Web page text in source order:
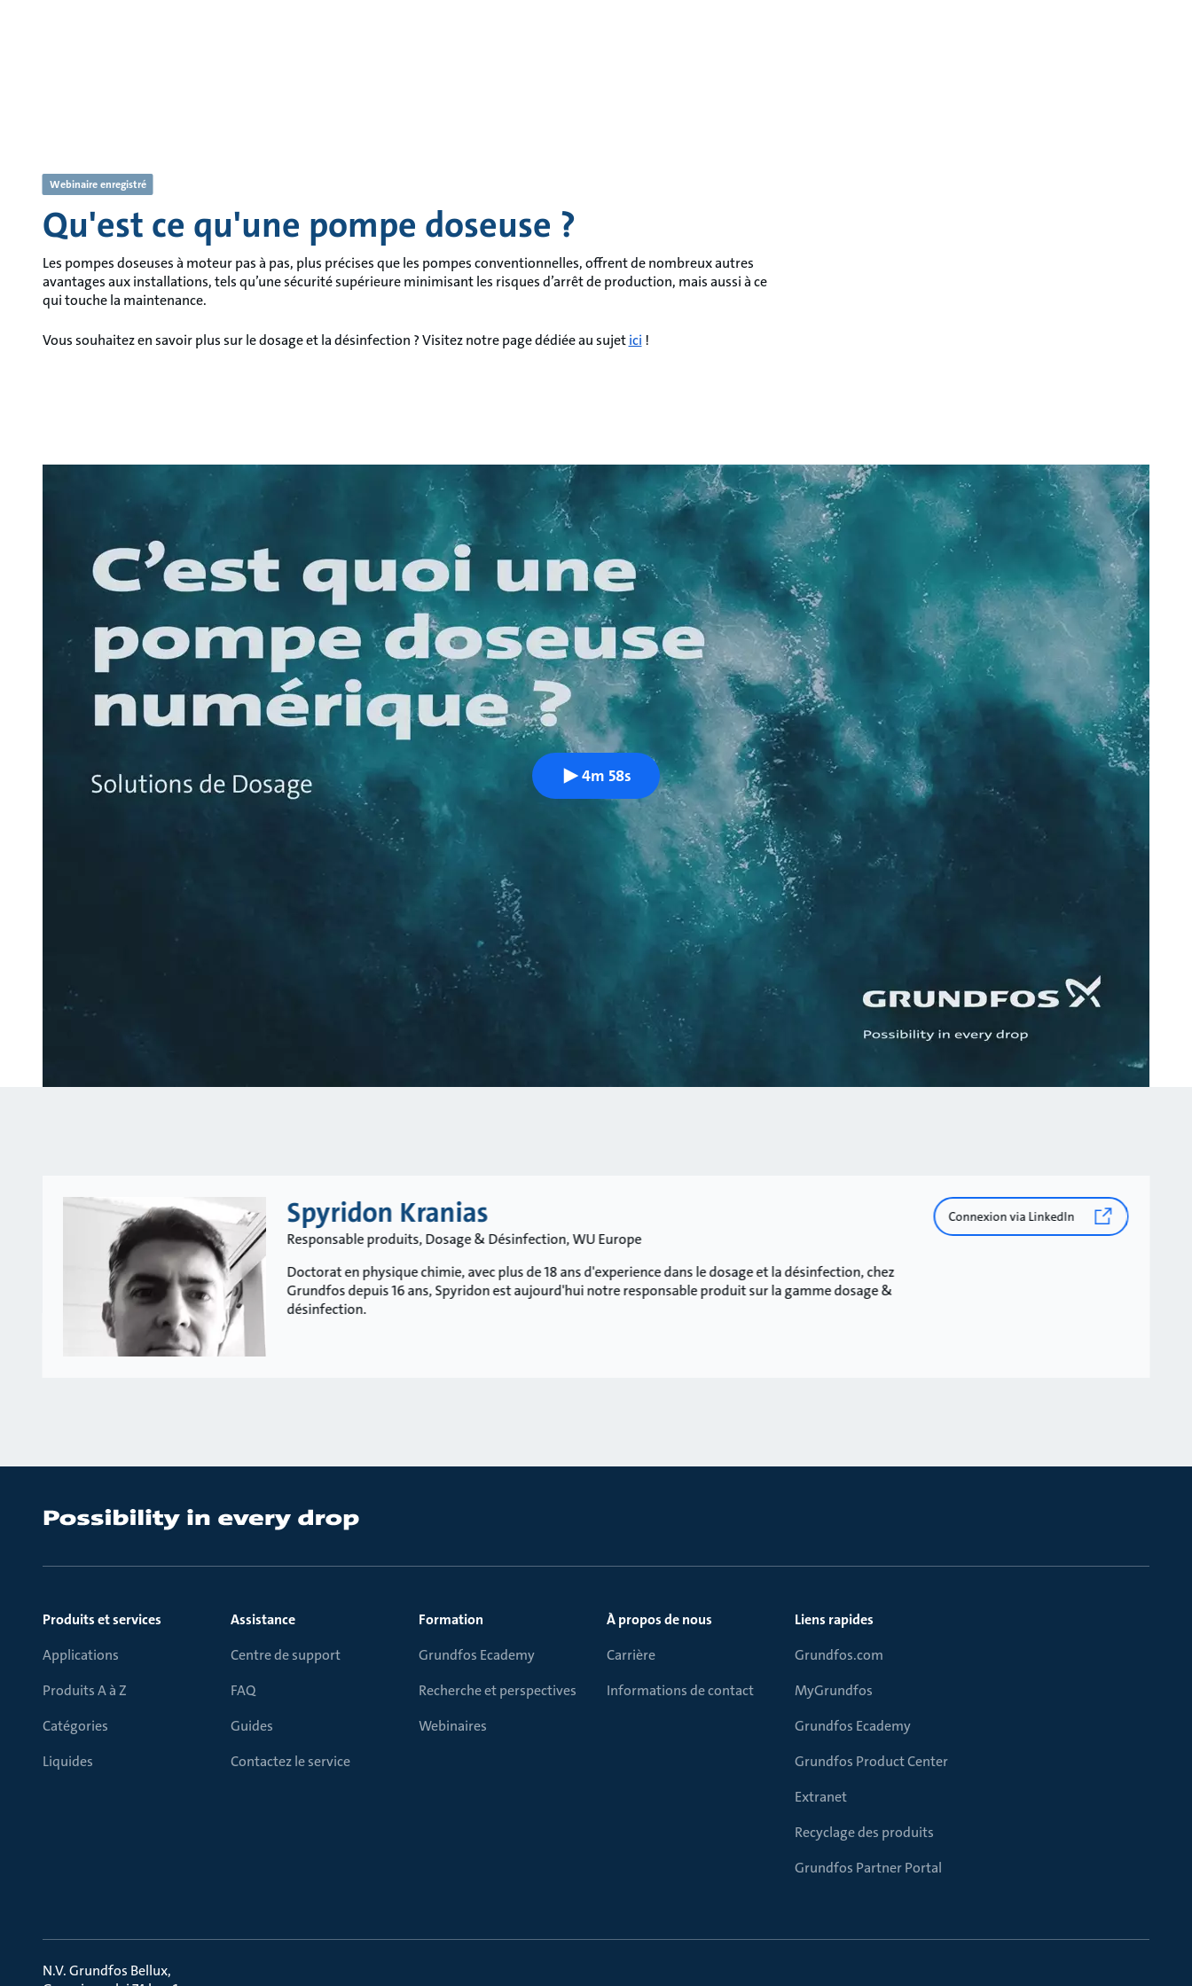
Webinaire enregistré
Qu'est ce qu'une pompe doseuse ?
Les pompes doseuses à moteur pas à pas, plus précises que les pompes conventionnelles, offrent de nombreux autres
avantages aux installations, tels qu’une sécurité supérieure minimisant les risques d’arrêt de production, mais aussi à ce
qui touche la maintenance.
Vous souhaitez en savoir plus sur le dosage et la désinfection ? Visitez notre page dédiée au sujetici !
4m 58s
Spyridon Kranias
Responsable produits, Dosage & Désinfection, WU Europe
Doctorat en physique chimie, avec plus de 18 ans d'experience dans le dosage et la désinfection, chez
Grundfos depuis 16 ans, Spyridon est aujourd'hui notre responsable produit sur la gamme dosage &
désinfection.
Connexion via LinkedIn
Produits et services
Applications
Produits A à Z
Catégories
Liquides
Assistance
Centre de support
FAQ
Guides
Contactez le service
Formation
Grundfos Ecademy
Recherche et perspectives
Webinaires
À propos de nous
Carrière
Informations de contact
Liens rapides
Grundfos.com
MyGrundfos
Grundfos Ecademy
Grundfos Product Center
Extranet
Recyclage des produits
Grundfos Partner Portal
N.V. Grundfos Bellux